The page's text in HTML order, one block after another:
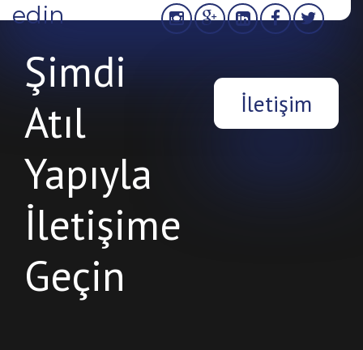
edin
Şimdi
Atıl
Yapıyla
İletişime
Geçin
İletişim